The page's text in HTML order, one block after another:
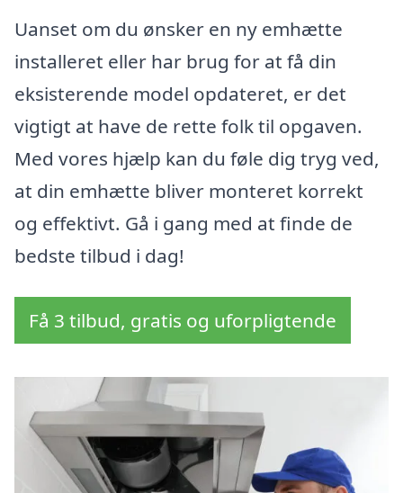
Uanset om du ønsker en ny emhætte
installeret eller har brug for at få din
eksisterende model opdateret, er det
vigtigt at have de rette folk til opgaven.
Med vores hjælp kan du føle dig tryg ved,
at din emhætte bliver monteret korrekt
og effektivt. Gå i gang med at finde de
bedste tilbud i dag!
Få 3 tilbud, gratis og uforpligtende